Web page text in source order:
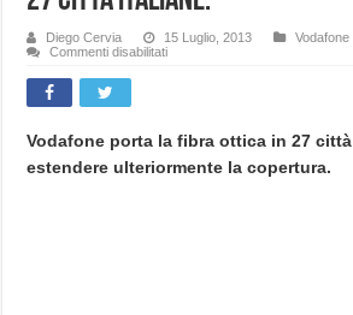
Diego Cervia 15 Luglio, 2013
Vodafone
Commenti disabilitatisu
fibra
in
27
Vodafone porta la fibra ottica in 27 città
estendere ulteriormente la copertura.